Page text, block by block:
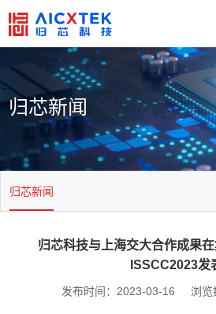
归芯新闻
归芯新闻
归芯科技与上海交大合作成果
ISSCC2023发
发布时间：2023-03-16 浏览